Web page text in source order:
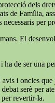
dels
de Família,
per
El
de ser una
i oncles
serè per
revertir-la.